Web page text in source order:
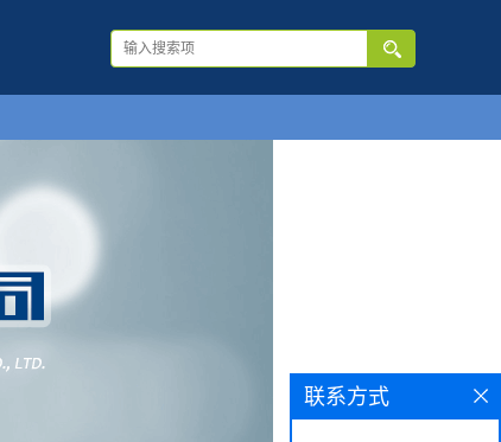
联系方式